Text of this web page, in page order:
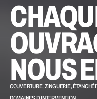
NOUS
COUVERTURE, ZINGUERIE,